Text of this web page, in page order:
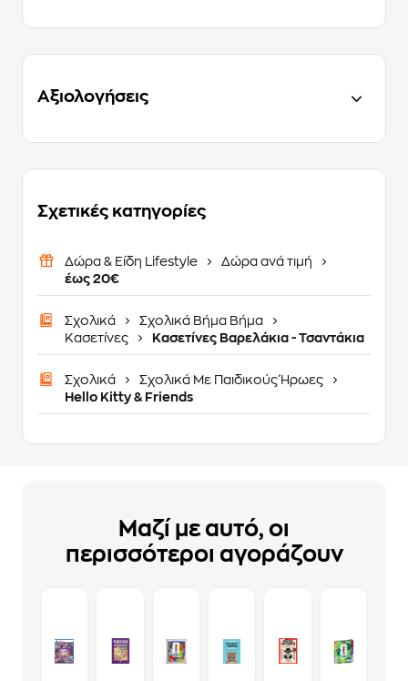
Αξιολογήσεις
Σχετικές κατηγορίες
Δώρα & Είδη Lifestyle
Δώρα ανά τιμή
έως 20€
Σχολικά
Σχολικά Βήμα Βήμα
Κασετίνες
Κασετίνες Βαρελάκια - Τσαντάκια
Σχολικά
Σχολικά Με Παιδικούς Ήρωες
Hello Kitty & Friends
Μαζί με αυτό, οι
περισσότεροι αγοράζουν